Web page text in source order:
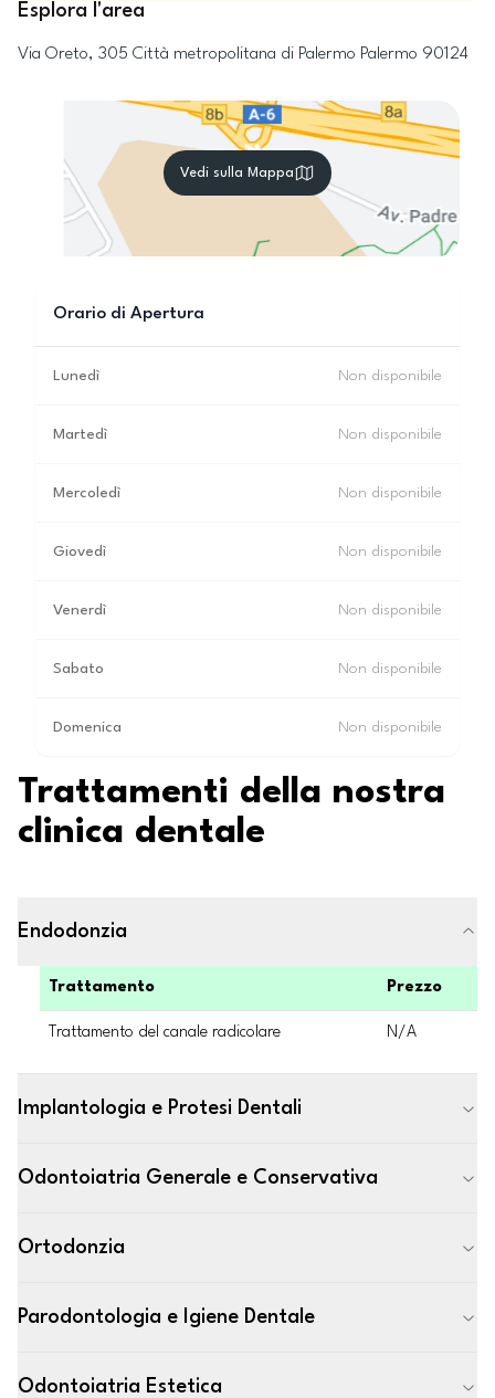
Esplora l'area
Via Oreto, 305 Città metropolitana di Palermo Palermo 90124
Vedi sulla Mappa
Orario di Apertura
Lunedì Non disponibile
Martedì Non disponibile
Mercoledì Non disponibile
Giovedì Non disponibile
Venerdì Non disponibile
Sabato Non disponibile
Domenica Non disponibile
Trattamenti della nostra
clinica dentale
Endodonzia
Trattamento Prezzo
Trattamento del canale radicolare N/A
Implantologia e Protesi Dentali
Odontoiatria Generale e Conservativa
Ortodonzia
Parodontologia e Igiene Dentale
Odontoiatria Estetica